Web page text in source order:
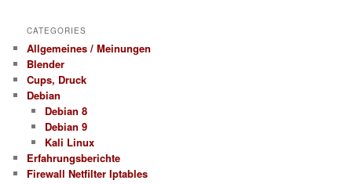
CATEGORIES
Allgemeines / Meinungen
Blender
Cups, Druck
Debian
Debian 8
Debian 9
Kali Linux
Erfahrungsberichte
Firewall Netfilter Iptables